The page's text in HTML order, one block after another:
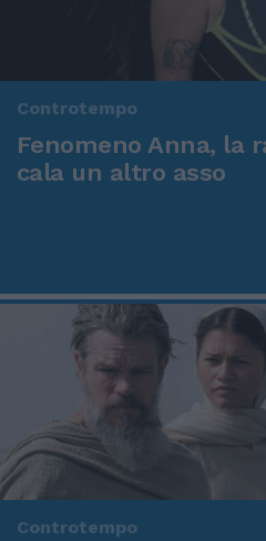
Controtempo
Fenomeno Anna, la
cala un altro asso
Controtempo